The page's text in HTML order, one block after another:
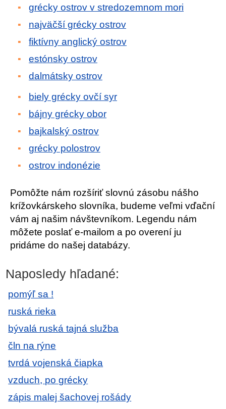
grécky ostrov v stredozemnom mori
najväčší grécky ostrov
fiktívny anglický ostrov
estónsky ostrov
dalmátsky ostrov
biely grécky ovčí syr
bájny grécky obor
bajkalský ostrov
grécky polostrov
ostrov indonézie
Pomôžte nám rozšíriť slovnú zásobu nášho
krížovkárskeho slovníka, budeme veľmi vďační
vám aj našim návštevníkom. Legendu nám
môžete poslať e-mailom a po overení ju
pridáme do našej databázy.
Naposledy hľadané:
pomýľ sa !
ruská rieka
bývalá ruská tajná služba
čln na rýne
tvrdá vojenská čiapka
vzduch, po grécky
zápis malej šachovej rošády